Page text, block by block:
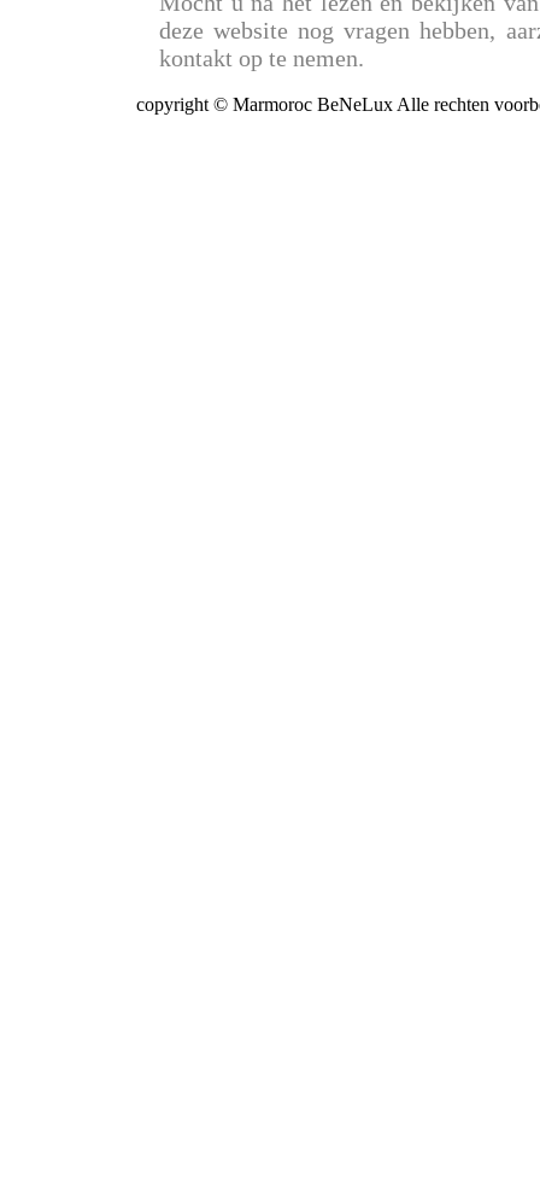
deze website nog vragen hebben,
kontakt op te nemen.
copyright © Marmoroc BeNeLux Alle rechten